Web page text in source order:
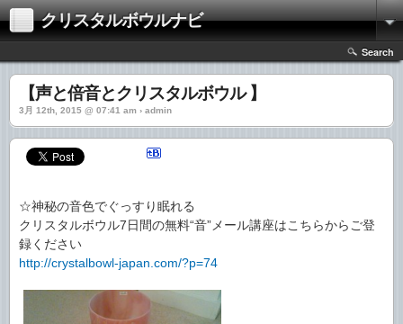
クリスタルボウルナビ
Search
【声と倍音とクリスタルボウル 】
3月 12th, 2015 @ 07:41 am › admin
☆神秘の音色でぐっすり眠れる
クリスタルボウル7日間の無料“音”メール講座はこちらからご登
録ください
http://crystalbowl-japan.com/?p=74